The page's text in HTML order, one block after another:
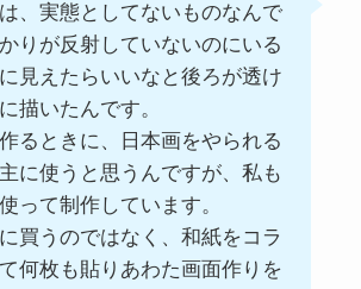
、実態としてないものなんで
りが反射していないのにいる
見えたらいいなと後ろが透け
描いたんです。
るときに、日本画をやられる
に使うと思うんですが、私も
って制作しています。
買うのではなく、和紙をコラ
何枚も貼りあわた画面作りを